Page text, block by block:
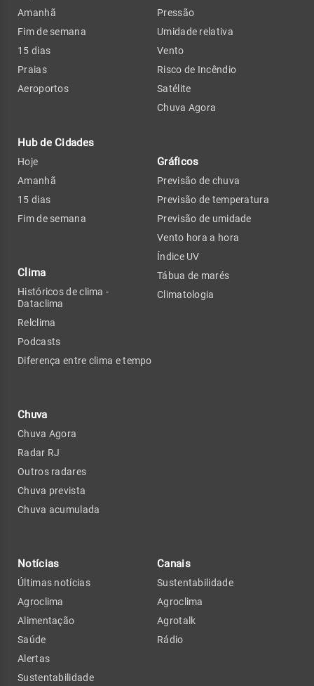
Amanhã
Fim de semana
15 dias
Praias
Aeroportos
Hub de Cidades
Hoje
Amanhã
15 dias
Fim de semana
Clima
Históricos de clima -
Dataclima
Relclima
Podcasts
Diferença entre clima e tempo
Chuva
Chuva Agora
Radar RJ
Outros radares
Chuva prevista
Chuva acumulada
Pressão
Umidade relativa
Vento
Risco de Incêndio
Satélite
Chuva Agora
Gráficos
Previsão de chuva
Previsão de temperatura
Previsão de umidade
Vento hora a hora
Índice UV
Tábua de marés
Climatologia
Notícias
Últimas notícias
Agroclima
Alimentação
Saúde
Alertas
Sustentabilidade
Canais
Sustentabilidade
Agroclima
Agrotalk
Rádio